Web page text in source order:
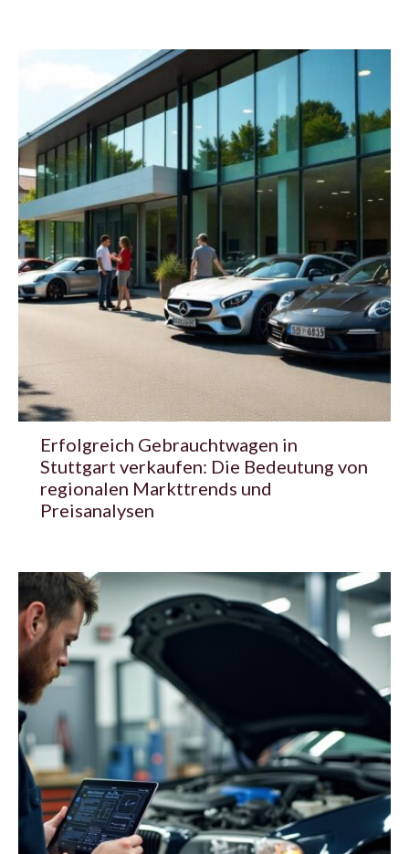
Erfolgreich Gebrauchtwagen in
Stuttgart verkaufen: Die Bedeutung von
regionalen Markttrends und
Preisanalysen